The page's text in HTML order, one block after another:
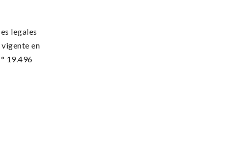
legales
en
19.496